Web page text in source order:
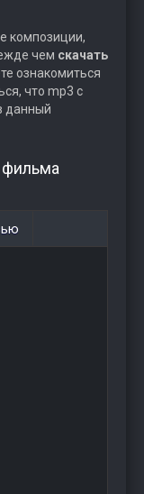
композиции,
чем скачать
ознакомиться
что mp3 с
данный
фильма